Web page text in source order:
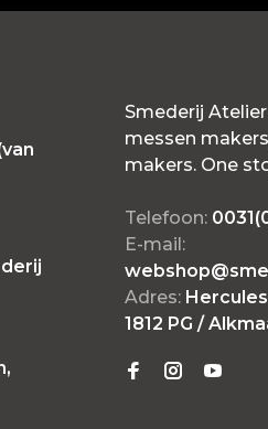
Smederij
messen
makers. One
Telefoon:
E-mail:
Adres:
1812 PG /